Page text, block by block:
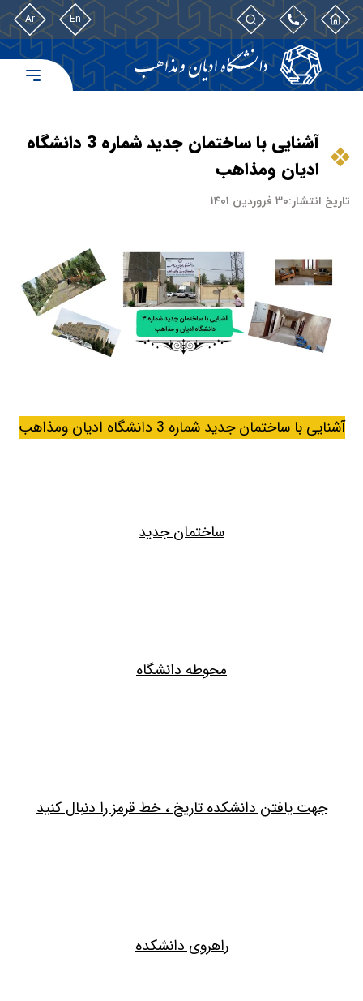
En
Ar
آشنایی با ساختمان جدید شماره 3 دانشگاه
ادیان ومذاهب
تاریخ انتشار:۳۰ فروردین ۱۴۰۱
آشنایی با ساختمان جدید شماره 3 دانشگاه ادیان ومذاهب
ساختمان جدید
محوطه دانشگاه
جهت یافتن دانشکده تاریخ ، خط قرمز را دنبال کنید
راهروی دانشکده